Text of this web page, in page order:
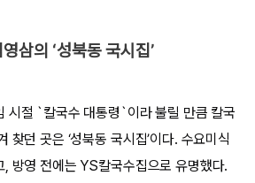
삼의 ‘성북동 국시집’
시절 `칼국수 대통령`이라 불릴 만큼 칼국
찾던 곳은 ‘성북동 국시집’이다. 수요미식
, 방영 전에는 YS칼국수집으로 유명했다.